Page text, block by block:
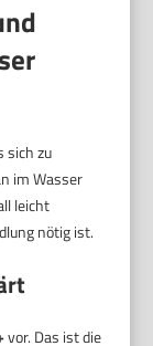
sich zu
im Wasser
leicht
nötig ist.
vor. Das ist die